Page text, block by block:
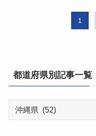
1
都道府県別記事一覧